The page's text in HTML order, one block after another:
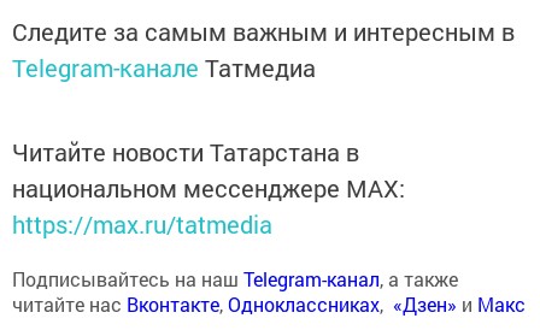
Следите за самым важным и интересным в
Telegram-канале Татмедиа
Читайте новости Татарстана в
национальном мессенджере MАХ:
https://max.ru/tatmedia
Подписывайтесь на наш Telegram-канал, а также
читайте нас Вконтакте,Одноклассниках, «Дзен» и Макс